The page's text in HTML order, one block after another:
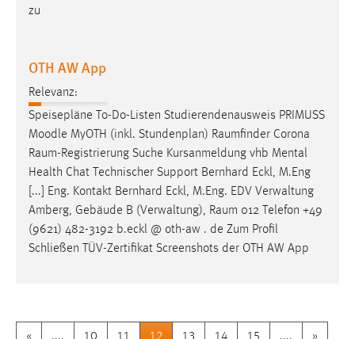
zu
OTH AW App
Relevanz:
Speisepläne To-Do-Listen Studierendenausweis PRIMUSS
Moodle MyOTH (inkl. Stundenplan) Raumfinder Corona
Raum-Registrierung Suche Kursanmeldung vhb Mental
Health Chat Technischer Support Bernhard Eckl, M.Eng
[...] Eng. Kontakt Bernhard Eckl, M.Eng. EDV Verwaltung
Amberg, Gebäude B (Verwaltung), Raum 012 Telefon +49
(9621) 482-3192 b.eckl @ oth-aw . de Zum Profil
Schließen TÜV-Zertifikat Screenshots der OTH AW App